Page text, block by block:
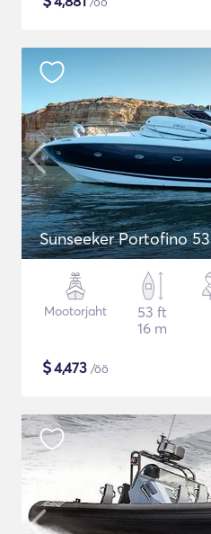
Sunseeker Portofino 53
Mootorjaht
53 ft
16 m
$4,473 /öö